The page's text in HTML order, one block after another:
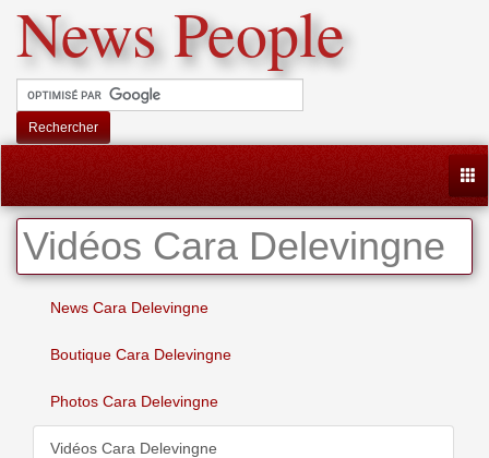
News People
Rechercher
Vidéos Cara Delevingne
News Cara Delevingne
Boutique Cara Delevingne
Photos Cara Delevingne
Vidéos Cara Delevingne